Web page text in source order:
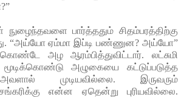
நுழைந்தவளை பார்த்ததும் சிதம்பரத்திற்கு
“அய்யோ ஏம்மா இப்டி பண்ணுன? அய்யோ”
அழ ஆரம்பித்துவிட்டார். லட்சுமி
அழுகையை கட்டுப்படுத்த
முடியவில்லை. இருவரும்
என்ன ஏதென்று புரியவில்லை.